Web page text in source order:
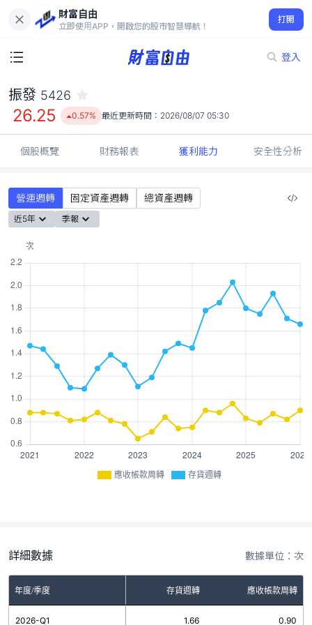
財富自由
立即使用APP，開啟您的股市智慧導航！
打開
登入
26.25
0.57%
振發 5426
26.25 0.57% 最近更新時間： 2026/08/07 05:30
個股概覽 財務報表 獲利能力 安全性分析
營運週轉 固定資產週轉 總資產週轉
近5年 季報
應收帳款周轉 存貨週轉
詳細數據 數據單位：次
年度/季度 存貨週轉 應收帳款周轉
2026-Q1 1.66 0.90